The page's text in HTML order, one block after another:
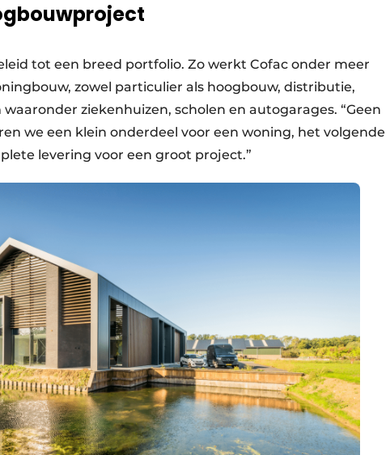
tot een breed portfolio. Zo werkt Cofac onder meer
zowel particulier als hoogbouw, distributie,
ziekenhuizen, scholen en autogarages. “Geen
we een klein onderdeel voor een woning, het volgende
levering voor een groot project.”